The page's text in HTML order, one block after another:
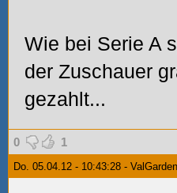
Wie bei Serie A
der Zuschauer
gezahlt...
0 1
Do. 05.04.12 - 10:43:28 -